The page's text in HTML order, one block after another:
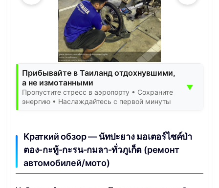
Прибывайте в Таиланд отдохнувшими,
а не измотанными
Пропустите стресс в аэропорту • Сохраните
энергию • Наслаждайтесь с первой минуты
▼
Краткий обзор — นัทปะยาง มอเตอร์ไซค์ป่า
ตอง-กะทู้-กะรน-กมลา-ทั่วภูเก็ต (ремонт
автомобилей/мото)